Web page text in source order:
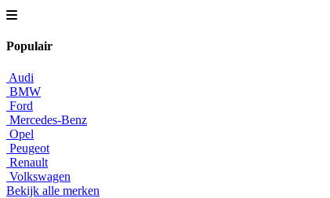
Populair
Audi
BMW
Ford
Mercedes-Benz
Opel
Peugeot
Renault
Volkswagen
Bekijk alle merken